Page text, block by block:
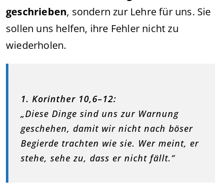
geschrieben, sondern zur Lehre für uns. Sie
sollen uns helfen, ihre Fehler nicht zu
wiederholen.
1. Korinther 10,6–12:
„Diese Dinge sind uns zur Warnung
geschehen, damit wir nicht nach böser
Begierde trachten wie sie. Wer meint, er
stehe, sehe zu, dass er nicht fällt.“